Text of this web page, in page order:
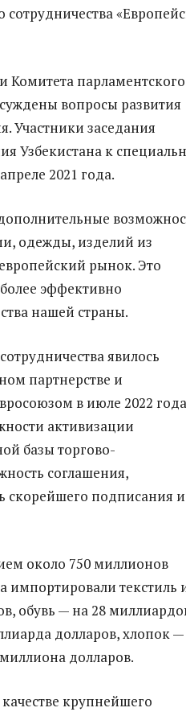
парламентского
вопросы развития
Участники заседания
Узбекистана к
2021 года.
одежды, изделий из
рынок. Это
эффективно
нашей страны.
явилось
партнерстве и
в июле 2022
активизации
базы торгово-
соглашения,
скорейшего подписания и
около 750 миллионов
импортировали текстиль
обувь — на 28
долларов, хлопок
долларов.
крупнейшего